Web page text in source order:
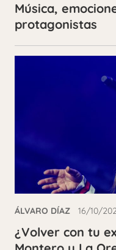
Música,
protagonistas
ÁLVARO DÍAZ 16/10/
¿Volver con tu